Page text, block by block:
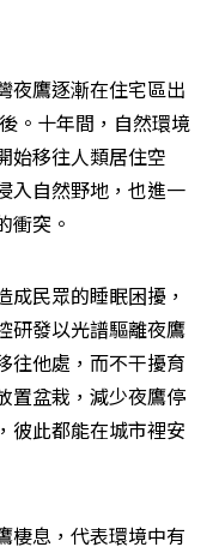
夜鷹逐漸在住宅區出
。十年間，自然環境
始移往人類居住空
入自然野地，也進一
衝突。
民眾的睡眠困擾，
研發以光譜驅離夜鷹
往他處，而不干擾育
置盆栽，減少夜鷹停
彼此都能在城市裡安
棲息，代表環境中有